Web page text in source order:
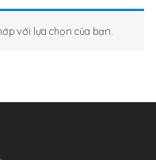
với lựa chọn của bạn.